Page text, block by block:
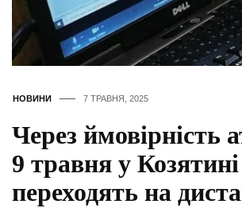
НОВИНИ 7 ТРАВНЯ, 2025
Через ймовірність
9 травня у
переходять на